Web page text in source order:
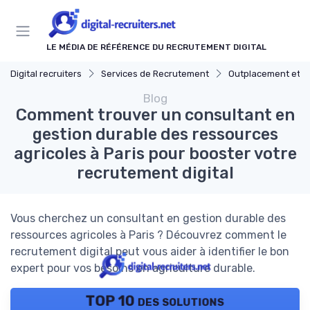
LE MÉDIA DE RÉFÉRENCE DU RECRUTEMENT DIGITAL
Digital recruiters Services de Recrutement Outplacement et
Blog
Comment trouver un consultant en
gestion durable des ressources
agricoles à Paris pour booster votre
recrutement digital
Vous cherchez un consultant en gestion durable des
ressources agricoles à Paris ? Découvrez comment le
recrutement digital peut vous aider à identifier le bon
expert pour vos besoins en agriculture durable.
TOP 10 des solutions
Panneau de gestion des cookies